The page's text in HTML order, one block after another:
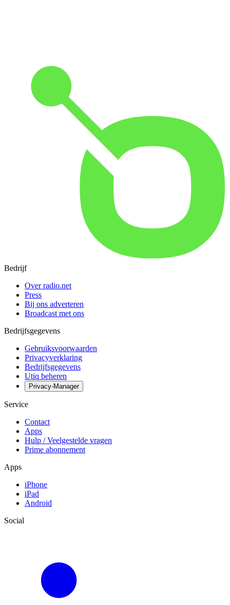
Bedrijf
Over radio.net
Press
Bij ons adverteren
Broadcast met ons
Bedrijfsgegevens
Gebruiksvoorwaarden
Privacyverklaring
Bedrijfsgegevens
Utiq beheren
Privacy-Manager
Service
Contact
Apps
Hulp / Veelgestelde vragen
Prime abonnement
Apps
iPhone
iPad
Android
Social